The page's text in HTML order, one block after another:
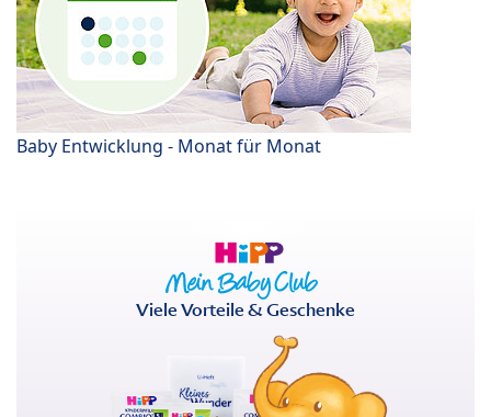
Baby Entwicklung - Monat für Monat
Viele Vorteile & Geschenke